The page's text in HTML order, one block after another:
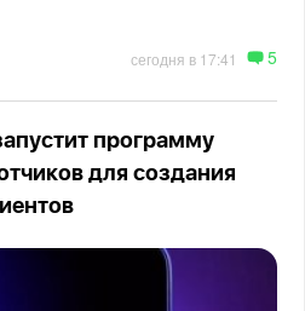
сегодня в 17:41 5
программу
для создания